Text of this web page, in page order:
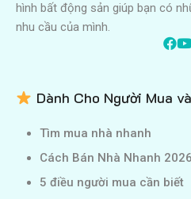
hình bất động sản giúp bạn có
nhu cầu của mình.
Dành Cho Người Mua
Tìm mua nhà nhanh
Cách Bán Nhà Nhanh 2026
5 điều người mua cần biết